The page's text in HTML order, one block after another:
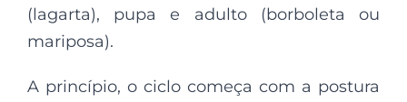
(lagarta), pupa e adulto (borboleta ou
mariposa).
A princípio, o ciclo começa com a postura